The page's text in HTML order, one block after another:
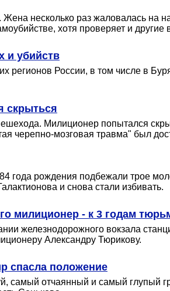
несколько раз жаловалась на
хотя проверяет и другие
и убийств
регионов России, в том числе в
скрыться
Милиционер попытался
черепно-мозговая травма" был
рождения подбежали трое
и снова стали избивать.
милиционер - к 3 годам
железнодорожного вокзала
Александру Тюрикову.
спасла положение
отчаянный и самый глупый